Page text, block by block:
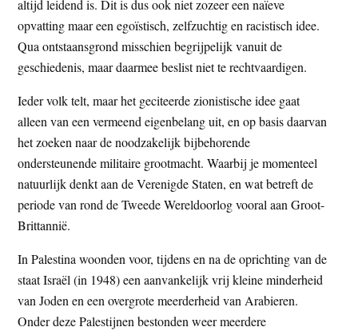
altijd leidend is. Dit is dus ook niet zozeer een naïeve
opvatting maar een egoïstisch, zelfzuchtig en racistisch idee.
Qua ontstaansgrond misschien begrijpelijk vanuit de
geschiedenis, maar daarmee beslist niet te rechtvaardigen.
Ieder volk telt, maar het geciteerde zionistische idee gaat
alleen van een vermeend eigenbelang uit, en op basis daarvan
het zoeken naar de noodzakelijk bijbehorende
ondersteunende militaire grootmacht. Waarbij je momenteel
natuurlijk denkt aan de Verenigde Staten, en wat betreft de
periode van rond de Tweede Wereldoorlog vooral aan Groot-
Brittannië.
In Palestina woonden voor, tijdens en na de oprichting van de
staat Israël (in 1948) een aanvankelijk vrij kleine minderheid
van Joden en een overgrote meerderheid van Arabieren.
Onder deze Palestijnen bestonden weer meerdere